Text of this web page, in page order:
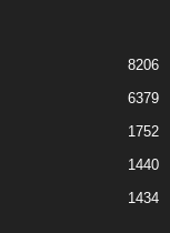
8206
6379
1752
1440
1434